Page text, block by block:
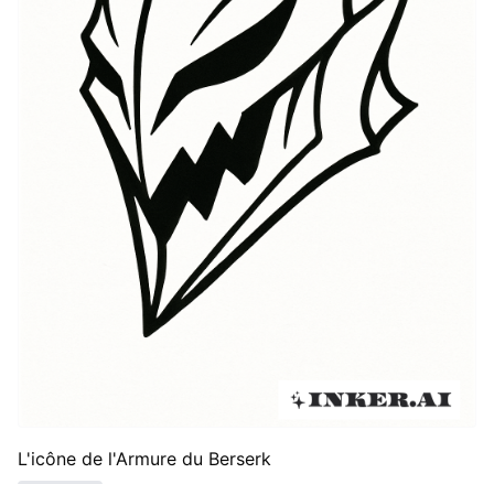
L'icône de l'Armure du Berserk